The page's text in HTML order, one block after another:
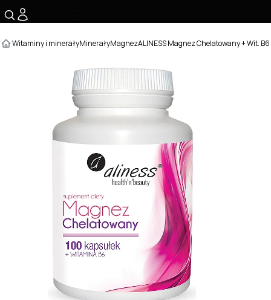
Witaminy i minerałyMinerałyMagnezALINESS Magnez Chelatowany + Wit. B6